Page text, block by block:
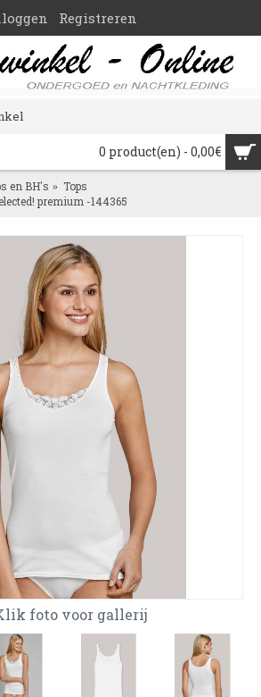
Registreren
0 product(en) - 0,00€
en BH's
Tops
premium -144365
foto voor gallerij